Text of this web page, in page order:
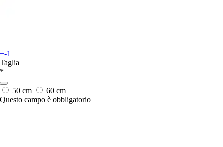
+-1
Taglia
*
50 cm
60 cm
Questo campo è obbligatorio